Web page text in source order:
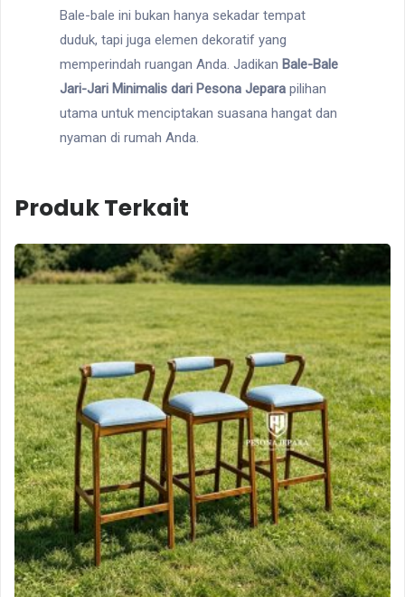
Bale-bale ini bukan hanya sekadar tempat
duduk, tapi juga elemen dekoratif yang
memperindah ruangan Anda. Jadikan Bale-Bale
Jari-Jari Minimalis dari Pesona Jepara pilihan
utama untuk menciptakan suasana hangat dan
nyaman di rumah Anda.
Produk Terkait